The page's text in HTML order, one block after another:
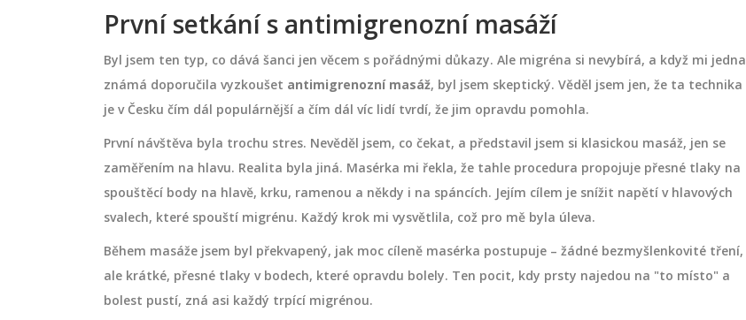
První setkání s antimigrenozní masáží
Byl jsem ten typ, co dává šanci jen věcem s pořádnými důkazy. Ale migréna si nevybírá, a když mi jedna
známá doporučila vyzkoušet antimigrenozní masáž, byl jsem skeptický. Věděl jsem jen, že ta technika
je v Česku čím dál populárnější a čím dál víc lidí tvrdí, že jim opravdu pomohla.
První návštěva byla trochu stres. Nevěděl jsem, co čekat, a představil jsem si klasickou masáž, jen se
zaměřením na hlavu. Realita byla jiná. Masérka mi řekla, že tahle procedura propojuje přesné tlaky na
spouštěcí body na hlavě, krku, ramenou a někdy i na spáncích. Jejím cílem je snížit napětí v hlavových
svalech, které spouští migrénu. Každý krok mi vysvětlila, což pro mě byla úleva.
Během masáže jsem byl překvapený, jak moc cíleně masérka postupuje – žádné bezmyšlenkovité tření,
ale krátké, přesné tlaky v bodech, které opravdu bolely. Ten pocit, kdy prsty najedou na "to místo" a
bolest pustí, zná asi každý trpící migrénou.
MASÁŽE Z ASIE ZDRAVÍ A WELLNESS